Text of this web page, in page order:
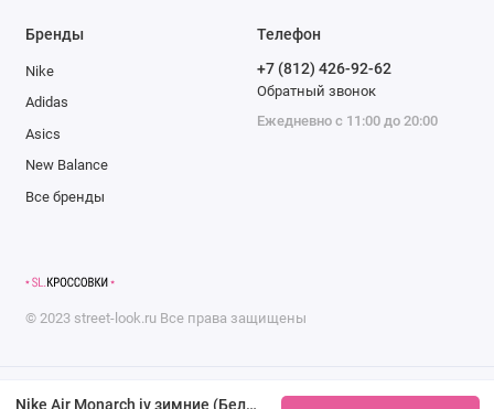
Nike Air Monarch iv зимние (Белые)
Бренды
Nike
Adidas
Asics
New Balance
Все бренды
Телефон
+7 (812) 426-92-62
Обратный звонок
Ежедневно с 11:00 до 20:00
© 2023 street-look.ru Все права защищены